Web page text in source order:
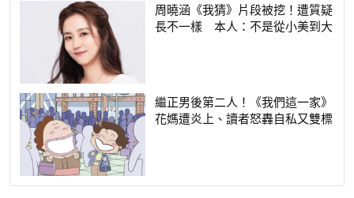
周曉涵《我猜》片段被挖！遭質疑
長不一樣 本人：不是從小美到大
繼正男後第二人！《我們這一家》
花媽遭炎上、讀者怒轟自私又雙標